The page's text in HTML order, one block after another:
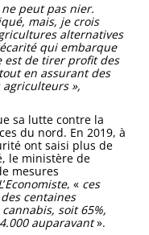
ne peut pas nier.
mais, je crois
alternatives
qui embarque
est de tirer profit des
en assurant des
»,
sa lutte contre la
du nord. En 2019, à
ont saisi plus de
le ministère de
mesures
’Economiste, « ces
centaines
soit 65%,
au­paravant».